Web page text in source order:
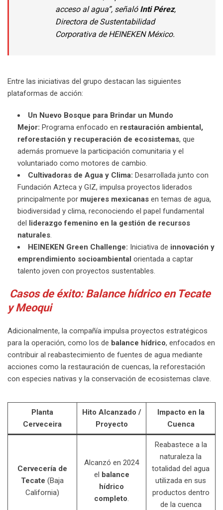
acceso al agua”, señaló Inti Pérez,
Directora de Sustentabilidad
Corporativa de HEINEKEN México.
Entre las iniciativas del grupo destacan las siguientes
plataformas de acción:
Un Nuevo Bosque para Brindar un Mundo
Mejor: Programa enfocado en restauración ambiental,
reforestación y recuperación de ecosistemas, que
además promueve la participación comunitaria y el
voluntariado como motores de cambio.
Cultivadoras de Agua y Clima: Desarrollada junto con
Fundación Azteca y GIZ, impulsa proyectos liderados
principalmente por mujeres mexicanas en temas de agua,
biodiversidad y clima, reconociendo el papel fundamental
del
liderazgo femenino en la gestión de recursos
naturales.
HEINEKEN Green Challenge: Iniciativa de innovación y
emprendimiento socioambiental orientada a captar
talento joven con proyectos sustentables.
Casos de éxito: Balance hídrico en Tecate
y Meoqui
Adicionalmente, la compañía impulsa proyectos estratégicos
para la operación, como los de balance hídrico, enfocados en
contribuir al reabastecimiento de fuentes de agua mediante
acciones como la restauración de cuencas, la reforestación
con especies nativas y la conservación de ecosistemas clave.
Planta
Cerveceira
Hito Alcanzado /
Proyecto
Impacto en la
Cuenca
Cervecería de
Tecate (Baja
California)
Alcanzó en 2024
el
balance
hídrico
completo.
Reabastece a la
naturaleza la
totalidad del agua
utilizada en sus
productos dentro
de la cuenca